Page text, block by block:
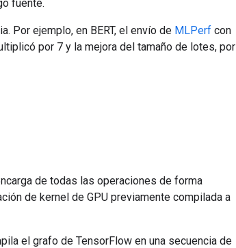
fuente.
Por ejemplo, en BERT, el envío de MLPerf con
por 7 y la mejora del tamaño de lotes, por
de todas las operaciones de forma
de kernel de GPU previamente compilada a
el grafo de TensorFlow en una secuencia de